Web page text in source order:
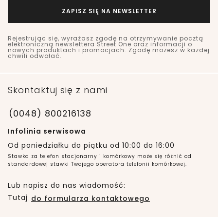
ZAPISZ SIĘ NA NEWSLETTER
Rejestrując się, wyrażasz zgodę na otrzymywanie pocztą
elektroniczną newslettera Street One oraz informacji o
nowych produktach i promocjach. Zgodę możesz w każdej
chwili odwołać.
Skontaktuj się z nami
(0048) 800216138
Infolinia serwisowa
Od poniedziałku do piątku od 10:00 do 16:00
Stawka za telefon stacjonarny i komórkowy może się różnić od
standardowej stawki Twojego operatora telefonii komórkowej.
Lub napisz do nas wiadomość:
Tutaj do formularza kontaktowego